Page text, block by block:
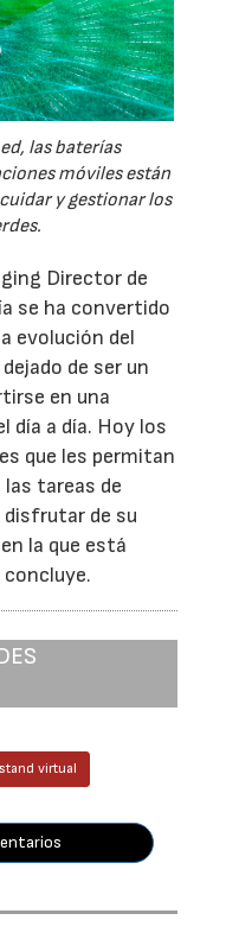
las baterías
móviles están
y gestionar los
Director de
se ha convertido
evolución del
de ser un
en una
día a día. Hoy los
que les permitan
tareas de
de su
la que está
virtual